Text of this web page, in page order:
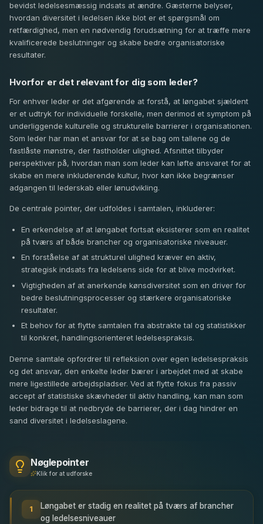
bevidst ledelsesmæssig indsats at ændre. Gæsterne belyser,
hvordan diversitet i ledelsen ikke blot er et spørgsmål om
retfærdighed, men en nødvendig forudsætning for at træffe mere
kvalificerede beslutninger og skabe bedre organisatoriske
resultater.
Hvorfor er det relevant for dig som leder?
For enhver leder er det afgørende at forstå, at løngabet sjældent
er et udtryk for individuelle forskelle, men derimod et symptom på
underliggende kulturelle og strukturelle barrierer i organisationen.
Som leder har man et ansvar for at se bag om tallene og de
fastlåste mønstre, der fastholder ulighed. Afsnittet tilbyder
perspektiver på, hvordan man som leder kan løfte ansvaret for at
skabe en mere inkluderende kultur, hvor køn ikke begrænser
adgangen til lederskab eller lønudvikling.
De centrale pointer, der udfoldes i samtalen, inkluderer:
En erkendelse af at løngabet fortsat eksisterer som en realitet
på tværs af både brancher og organisatoriske niveauer.
En forståelse af at strukturel ulighed kræver en aktiv,
strategisk indsats fra ledelsens side for at blive modvirket.
Vigtigheden af at anerkende kønsdiversitet som en driver for
bedre beslutningsprocesser og stærkere organisatoriske
resultater.
Et behov for at flytte samtalen fra abstrakte tal og statistikker
til konkret, handlingsorienteret ledelsespraksis.
Denne samtale opfordrer til refleksion over egen ledelsespraksis
og det ansvar, den enkelte leder bærer i arbejdet med at skabe
mere ligestillede arbejdspladser. Ved at flytte fokus fra passiv
accept af statistiske skævheder til aktiv handling, kan man som
leder bidrage til at nedbryde de barrierer, der i dag hindrer en
sand diversitet i ledelseslagene.
Nøglepointer
Klik for at udforske
1
Løngabet er stadig en realitet på tværs af brancher
og ledelsesniveauer